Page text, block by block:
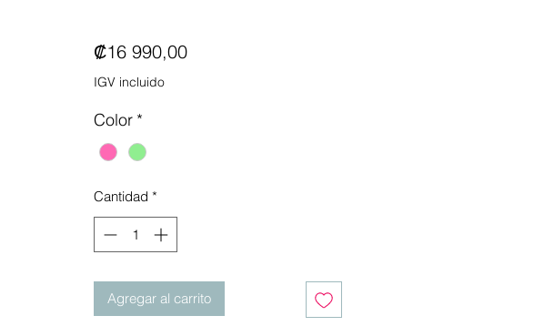
₡16 990,00Precio
IGV incluido
Color *
Cantidad *
Agregar al carrito